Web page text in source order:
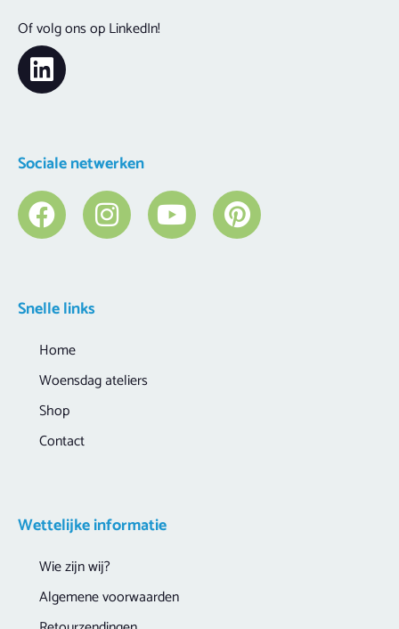
Wettelijke informatie
Wie zijn wij?
Algemene voorwaarden
Snelle links
Home
Woensdag ateliers
Shop
Contact
Sociale netwerken
Of volg ons op LinkedIn!